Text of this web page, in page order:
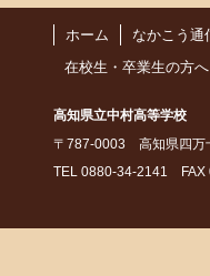
ホーム なかこう通
在校生・卒業生の方へ
高知県立中村高等学校
〒787-0003 高知県四万
TEL 0880-34-2141 FAX